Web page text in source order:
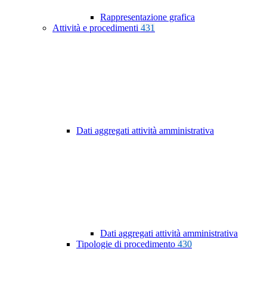
Rappresentazione grafica
Attività e procedimenti 431
Dati aggregati attività amministrativa
Dati aggregati attività amministrativa
Tipologie di procedimento 430